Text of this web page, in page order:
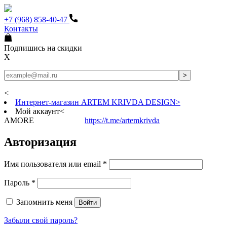
+7 (968) 858-40-47
Контакты
Подпишись на скидки
X
<
Интернет-магазин ARTEM KRIVDA DESIGN>
Мой аккаунт<
AMORE
https://t.me/artemkrivda
Авторизация
Имя пользователя или email *
Пароль *
Запомнить меня Войти
Забыли свой пароль?